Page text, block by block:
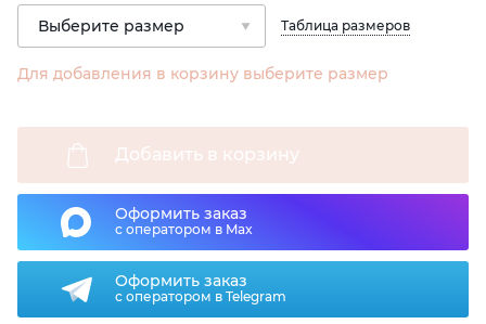
Таблица размеров
Для добавления в корзину выберите размер
Добавить в корзину
Оформить заказ
с оператором в Max
Оформить заказ
с оператором в Telegram